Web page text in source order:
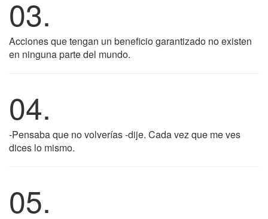
03.
Acciones que tengan un beneficio garantizado no existen
en ninguna parte del mundo.
04.
-Pensaba que no volverías -dije. Cada vez que me ves
dices lo mismo.
05.